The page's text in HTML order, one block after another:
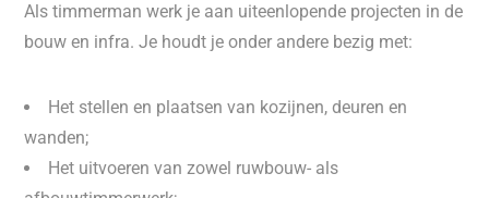
Als timmerman werk je aan uiteenlopende projecten in de
bouw en infra. Je houdt je onder andere bezig met:
Het stellen en plaatsen van kozijnen, deuren en
wanden;
Het uitvoeren van zowel ruwbouw- als